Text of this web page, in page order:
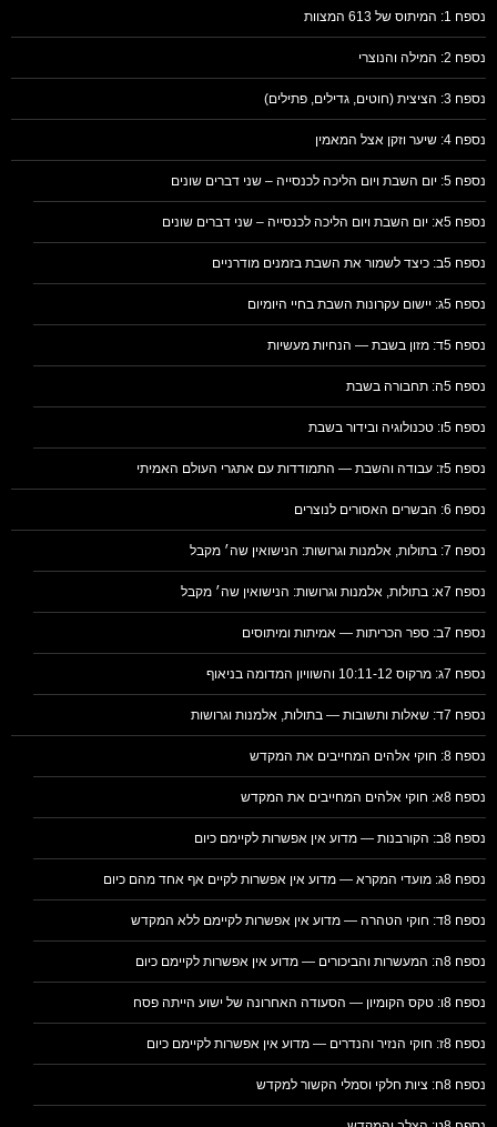
נספח 1: המיתוס של 613 המצוות
נספח 2: המילה והנוצרי
נספח 3: הציצית (חוטים, גדילים, פתילים)
נספח 4: שיער וזקן אצל המאמין
נספח 5: יום השבת ויום הליכה לכנסייה – שני דברים שונים
נספח 5א: יום השבת ויום הליכה לכנסייה – שני דברים שונים
נספח 5ב: כיצד לשמור את השבת בזמנים מודרניים
נספח 5ג: יישום עקרונות השבת בחיי היומיום
נספח 5ד: מזון בשבת — הנחיות מעשיות
נספח 5ה: תחבורה בשבת
נספח 5ו: טכנולוגיה ובידור בשבת
נספח 5ז: עבודה והשבת — התמודדות עם אתגרי העולם האמיתי
נספח 6: הבשרים האסורים לנוצרים
נספח 7: בתולות, אלמנות וגרושות: הנישואין שה׳ מקבל
נספח 7א: בתולות, אלמנות וגרושות: הנישואין שה׳ מקבל
נספח 7ב: ספר הכריתות — אמיתות ומיתוסים
נספח 7ג: מרקוס 10:11-12 והשוויון המדומה בניאוף
נספח 7ד: שאלות ותשובות — בתולות, אלמנות וגרושות
נספח 8: חוקי אלהים המחייבים את המקדש
נספח 8א: חוקי אלהים המחייבים את המקדש
נספח 8ב: הקורבנות — מדוע אין אפשרות לקיימם כיום
נספח 8ג: מועדי המקרא — מדוע אין אפשרות לקיים אף אחד מהם כיום
נספח 8ד: חוקי הטהרה — מדוע אין אפשרות לקיימם ללא המקדש
נספח 8ה: המעשרות והביכורים — מדוע אין אפשרות לקיימם כיום
נספח 8ו: טקס הקומיון — הסעודה האחרונה של ישוע הייתה פסח
נספח 8ז: חוקי הנזיר והנדרים — מדוע אין אפשרות לקיימם כיום
נספח 8ח: ציות חלקי וסמלי הקשור למקדש